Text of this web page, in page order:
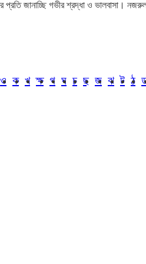
প্রতি জানাচ্ছি গভীর শ্রদ্ধা ও ভালবাসা।
ও ক খ ক্ষ গ ঘ চ ছ জ ঝ ট ঠ